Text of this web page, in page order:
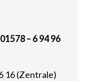
– 6 94 96
16 (Zentrale)